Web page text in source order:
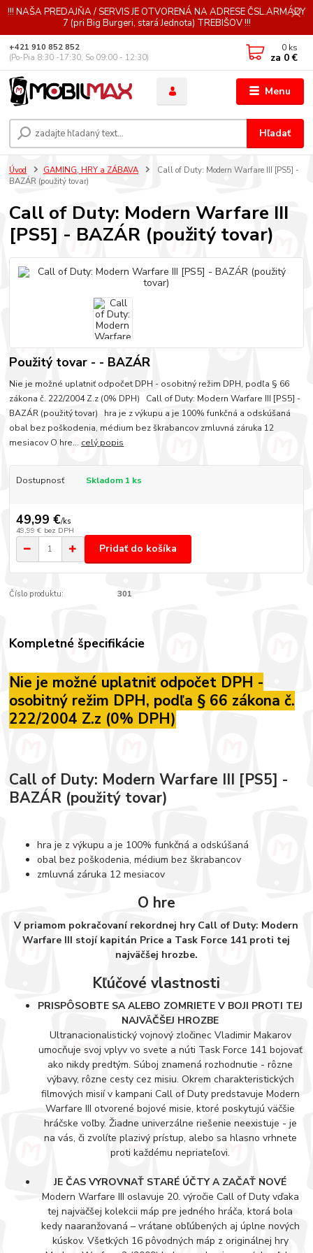
!!! NAŠA PREDAJŇA / SERVIS JE OTVORENÁ NA ADRESE ČSL.ARMÁDY
7 (pri Big Burgeri, stará Jednota) TREBIŠOV !!!
Menu
Hľadať
+421 910 852 852
(Po-Pia 8:30 -17:30, So 09:00 - 12:30)
0 ks
za 0 €
Úvod GAMING, HRY a ZÁBAVA
Call of Duty: Modern Warfare III [PS5] -
BAZÁR (použitý tovar)
Call of Duty: Modern Warfare III
[PS5] - BAZÁR (použitý tovar)
Použitý tovar - - BAZÁR
Nie je možné uplatniť odpočet DPH - osobitný režim DPH, podľa § 66
zákona č. 222/2004 Z.z (0% DPH) Call of Duty: Modern Warfare III [PS5] -
BAZÁR (použitý tovar) hra je z výkupu a je 100% funkčná a odskúšaná
obal bez poškodenia, médium bez škrabancov zmluvná záruka 12
mesiacov O hre... celý popis
Dostupnosť Skladom 1 ks
49,99 €/ks
49,99 € bez DPH
Pridať do košíka
Číslo produktu: 301
Kompletné špecifikácie
Nie je možné uplatniť odpočet DPH -
osobitný režim DPH, podľa § 66 zákona č.
222/2004 Z.z (0% DPH)
Call of Duty: Modern Warfare III [PS5] -
BAZÁR (použitý tovar)
hra je z výkupu a je 100% funkčná a odskúšaná
obal bez poškodenia, médium bez škrabancov
zmluvná záruka 12 mesiacov
O hre
V priamom pokračovaní rekordnej hry Call of Duty: Modern
Warfare III stojí kapitán Price a Task Force 141 proti tej
najväčšej hrozbe.
Kľúčové vlastnosti
PRISPÔSOBTE SA ALEBO ZOMRIETE V BOJI PROTI TEJ
NAJVÄČŠEJ HROZBE
Ultranacionalistický vojnový zločinec Vladimir Makarov
umocňuje svoj vplyv vo svete a núti Task Force 141 bojovať
ako nikdy predtým. Súboj znamená rozhodnutie - rôzne
výbavy, rôzne cesty cez misiu. Okrem charakteristických
filmových misií v kampani Call of Duty predstavuje Modern
Warfare III otvorené bojové misie, ktoré poskytujú väčšie
hráčske voľby. Žiadne univerzálne riešenie neexistuje - je
na vás, či zvolíte plazivý prístup, alebo sa hlasno vrhnete
proti každému nepriateľovi.
JE ČAS VYROVNAŤ STARÉ ÚČTY A ZAČAŤ NOVÉ
Modern Warfare III oslavuje 20. výročie Call of Duty vďaka
tej najväčšej kolekcii máp pre jedného hráča, ktorá bola
kedy naaranžovaná – vrátane obľúbených aj úplne nových
kúskov. Všetkých 16 pôvodných máp z originálnej hry